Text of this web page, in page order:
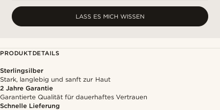
LASS ES MICH WISSEN
PRODUKTDETAILS
Sterlingsilber
Stark, langlebig und sanft zur Haut
2 Jahre Garantie
Garantierte Qualität für dauerhaftes Vertrauen
Schnelle Lieferung